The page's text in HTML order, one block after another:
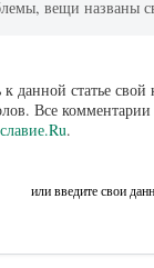
вещи названы
данной статье
Все комментарии
.
или введите свои